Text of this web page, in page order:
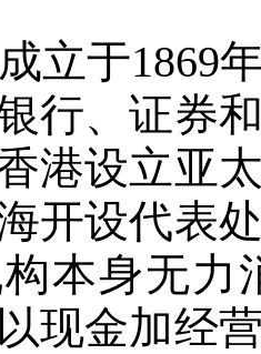
立于1869
行、证券
港设立亚
开设代表
本身无力
现金加经